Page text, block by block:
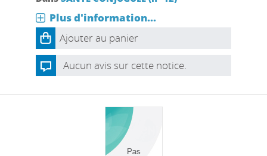
Plus d'information...
Ajouter au panier
Aucun avis sur cette notice.